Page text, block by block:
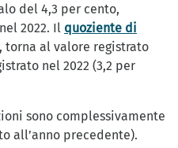
del 4,3 per cento,
2022. Il quoziente di
torna al valore registrato
nel 2022 (3,2 per
sono complessivamente
all’anno precedente).